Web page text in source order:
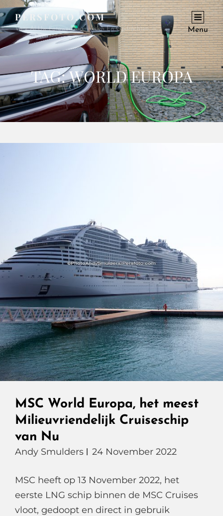
PERSFOTO.COM
Voor Al Uw Fotowerkzaamheden En Opdrachten Menu
TAG:WORLD EUROPA
MSC World Europa, het meest
Milieuvriendelijk Cruiseschip
van Nu
Andy Smulders 24 November 2022
MSC heeft op 13 November 2022, het
eerste LNG schip binnen de MSC Cruises
vloot, gedoopt en direct in gebruik